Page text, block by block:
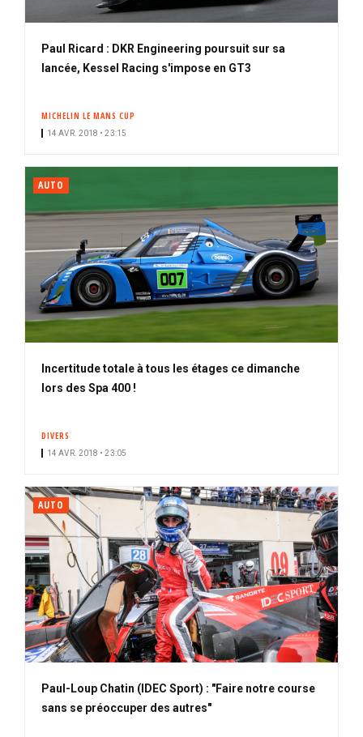
Paul Ricard : DKR Engineering poursuit sur sa
lancée, Kessel Racing s'impose en GT3
MICHELIN LE MANS CUP
14 AVR. 2018 • 23:15
AUTO
Incertitude totale à tous les étages ce dimanche
lors des Spa 400 !
DIVERS
14 AVR. 2018 • 23:05
AUTO
Paul-Loup Chatin (IDEC Sport) : "Faire notre course
sans se préoccuper des autres"